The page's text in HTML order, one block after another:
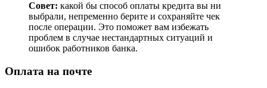
Совет: какой бы способ оплаты кредита вы ни
выбрали, непременно берите и сохраняйте чек
после операции. Это поможет вам избежать
проблем в случае нестандартных ситуаций и
ошибок работников банка.
Оплата на почте